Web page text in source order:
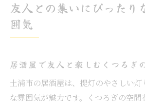
友人との集いにぴったり
囲気
居酒屋で友人と楽しむくつろぎ
土浦市の居酒屋は、提灯のやさしい
な雰囲気が魅力です。くつろぎの空間